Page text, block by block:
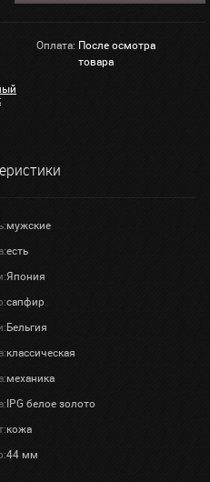
Оплата: После осмотра
товара
мужские
есть
Япония
сапфир
Бельгия
классическая
механика
IPG белое золото
кожа
44 мм